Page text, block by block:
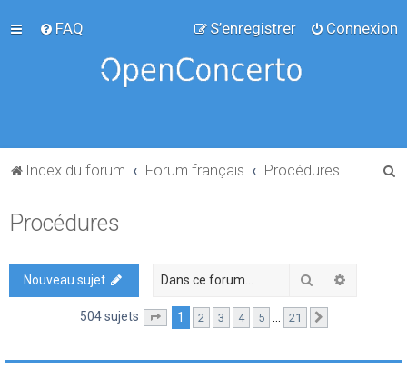
FAQ Connexion
S’enregistrer
Index du forum Forum français Procédures
Procédures
Nouveau sujet Rechercher
504 sujets Page sur21
1 2 3 4 5 … 21